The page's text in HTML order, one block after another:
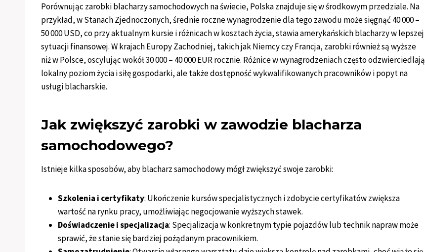
Porównując zarobki blacharzy samochodowych na świecie, Polska znajduje się w środkowym przedziale. Na
przykład, w Stanach Zjednoczonych, średnie roczne wynagrodzenie dla tego zawodu może sięgnąć 40 000 –
50 000 USD, co przy aktualnym kursie i różnicach w kosztach życia, stawia amerykańskich blacharzy w lepszej
sytuacji finansowej. W krajach Europy Zachodniej, takich jak Niemcy czy Francja, zarobki również są wyższe
niż w Polsce, oscylując wokół 30 000 – 40 000 EUR rocznie. Różnice w wynagrodzeniach często odzwierciedlają
lokalny poziom życia i siłę gospodarki, ale także dostępność wykwalifikowanych pracowników i popyt na
usługi blacharskie.
Jak zwiększyć zarobki w zawodzie blacharza
samochodowego?
Istnieje kilka sposobów, aby blacharz samochodowy mógł zwiększyć swoje zarobki:
Szkolenia i certyfikaty: Ukończenie kursów specjalistycznych i zdobycie certyfikatów zwiększa
wartość na rynku pracy, umożliwiając negocjowanie wyższych stawek.
Doświadczenie i specjalizacja: Specjalizacja w konkretnym typie pojazdów lub technik napraw może
sprawić, że stanie się bardziej pożądanym pracownikiem.